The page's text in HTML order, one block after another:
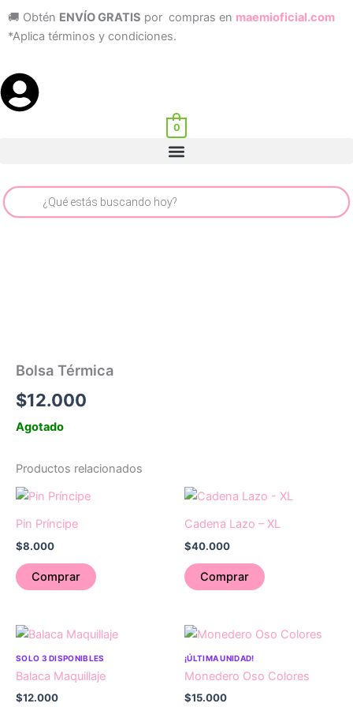
contenido
🚚 Obtén ENVÍO GRATIS por compras en maemioficial.com
*Aplica términos y condiciones.
0
Menu
Búsqueda
de
productos
Bolsa Térmica
$12.000
Agotado
Productos relacionados
Pin Príncipe
$8.000
Comprar
Cadena Lazo – XL
$40.000
Comprar
SOLO 3 DISPONIBLES
Balaca Maquillaje
$12.000
¡ÚLTIMA UNIDAD!
Monedero Oso Colores
$15.000